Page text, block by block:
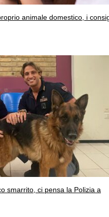
animale domestico, i
smarrito, ci pensa la Polizia a